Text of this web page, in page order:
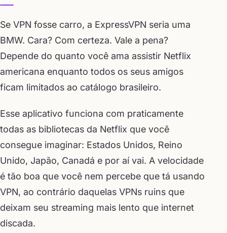
Se VPN fosse carro, a ExpressVPN seria uma
BMW. Cara? Com certeza. Vale a pena?
Depende do quanto você ama assistir Netflix
americana enquanto todos os seus amigos
ficam limitados ao catálogo brasileiro.
Esse aplicativo funciona com praticamente
todas as bibliotecas da Netflix que você
consegue imaginar: Estados Unidos, Reino
Unido, Japão, Canadá e por aí vai. A velocidade
é tão boa que você nem percebe que tá usando
VPN, ao contrário daquelas VPNs ruins que
deixam seu streaming mais lento que internet
discada.